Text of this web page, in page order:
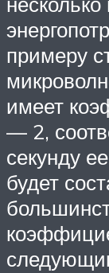
примеру
имеет
— 2,
секунду
будет